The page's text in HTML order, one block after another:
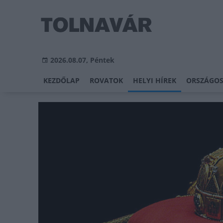
2026.08.07, Péntek
KEZDŐLAP ROVATOK HELYI HÍREK